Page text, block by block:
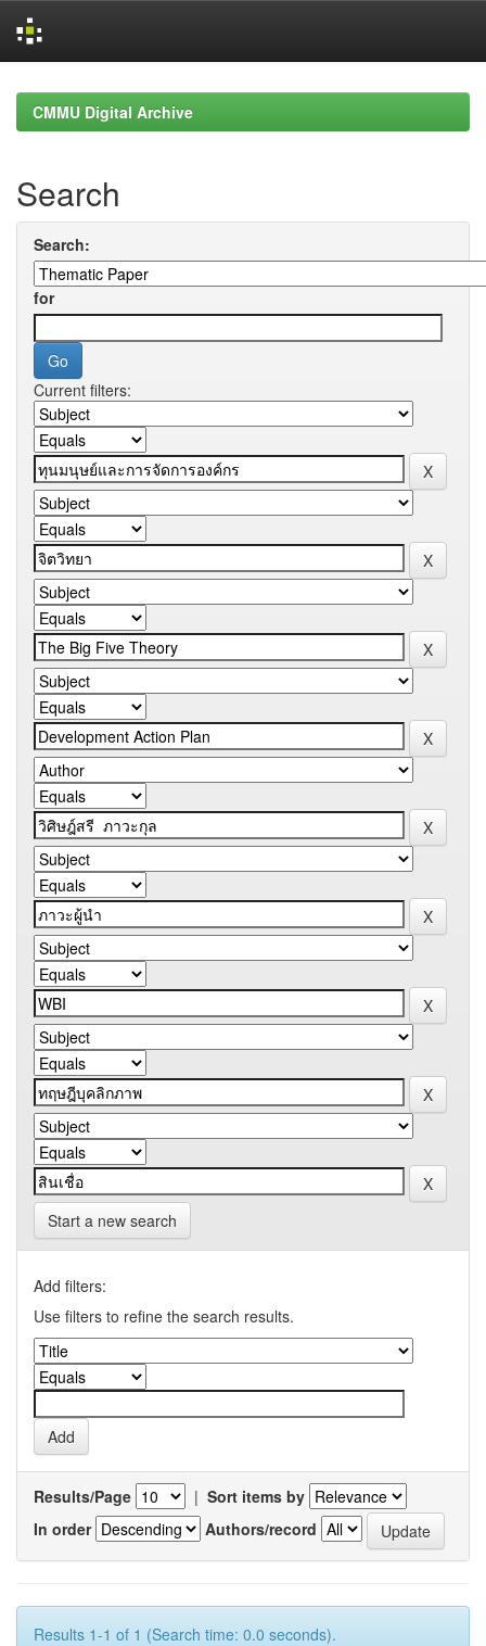
navigationCMMU Digital Archive
Search
Search:
for
Current filters:
Start a new search
Add filters:
Use filters to refine the search results.
Results/Page | Sort items by
In order
Authors/record
Results 1-1 of 1 (Search time: 0.0 seconds).